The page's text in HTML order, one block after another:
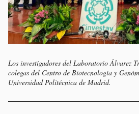
Los investigadores del Laboratorio Álvarez
colegas del Centro de Biotecnología y
Universidad Politécnica de Madrid.